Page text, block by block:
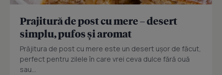
Prajitură de post cu mere – desert
simplu, pufos și aromat
Prăjitura de post cu mere este un desert ușor de făcut,
perfect pentru zilele în care vrei ceva dulce fără ouă
sau...